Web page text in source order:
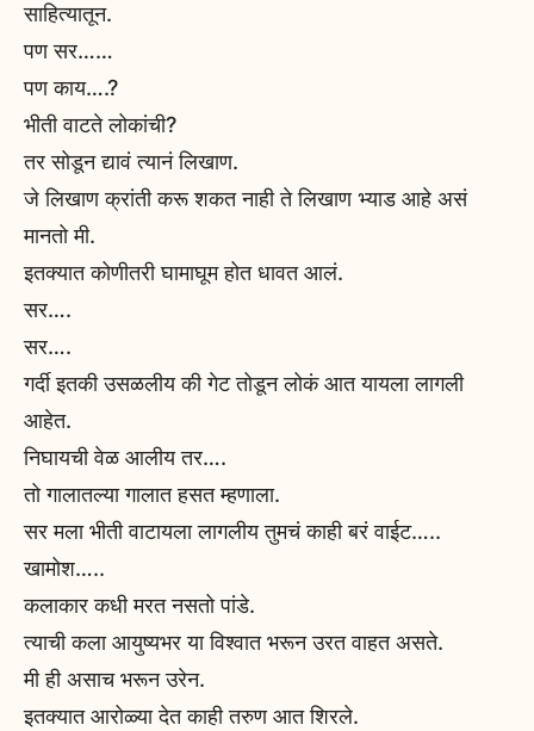
साहित्यातून.
पण सर……
पण काय….?
भीती वाटते लोकांची?
तर सोडून द्यावं त्यानं लिखाण.
जे लिखाण क्रांती करू शकत नाही ते लिखाण भ्याड आहे असं
मानतो मी.
इतक्यात कोणीतरी घामाघूम होत धावत आलं.
सर….
सर….
गर्दी इतकी उसळलीय की गेट तोडून लोकं आत यायला लागली
आहेत.
निघायची वेळ आलीय तर….
तो गालातल्या गालात हसत म्हणाला.
सर मला भीती वाटायला लागलीय तुमचं काही बरं वाईट…..
खामोश…..
कलाकार कधी मरत नसतो पांडे.
त्याची कला आयुष्यभर या विश्वात भरून उरत वाहत असते.
मी ही असाच भरून उरेन.
इतक्यात आरोळ्या देत काही तरुण आत शिरले.